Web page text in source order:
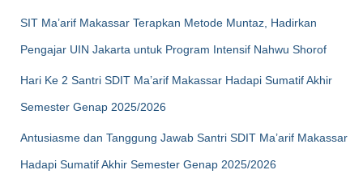
SIT Ma’arif Makassar Terapkan Metode Muntaz, Hadirkan
Pengajar UIN Jakarta untuk Program Intensif Nahwu Shorof
Hari Ke 2 Santri SDIT Ma’arif Makassar Hadapi Sumatif Akhir
Semester Genap 2025/2026
Antusiasme dan Tanggung Jawab Santri SDIT Ma’arif Makassar
Hadapi Sumatif Akhir Semester Genap 2025/2026